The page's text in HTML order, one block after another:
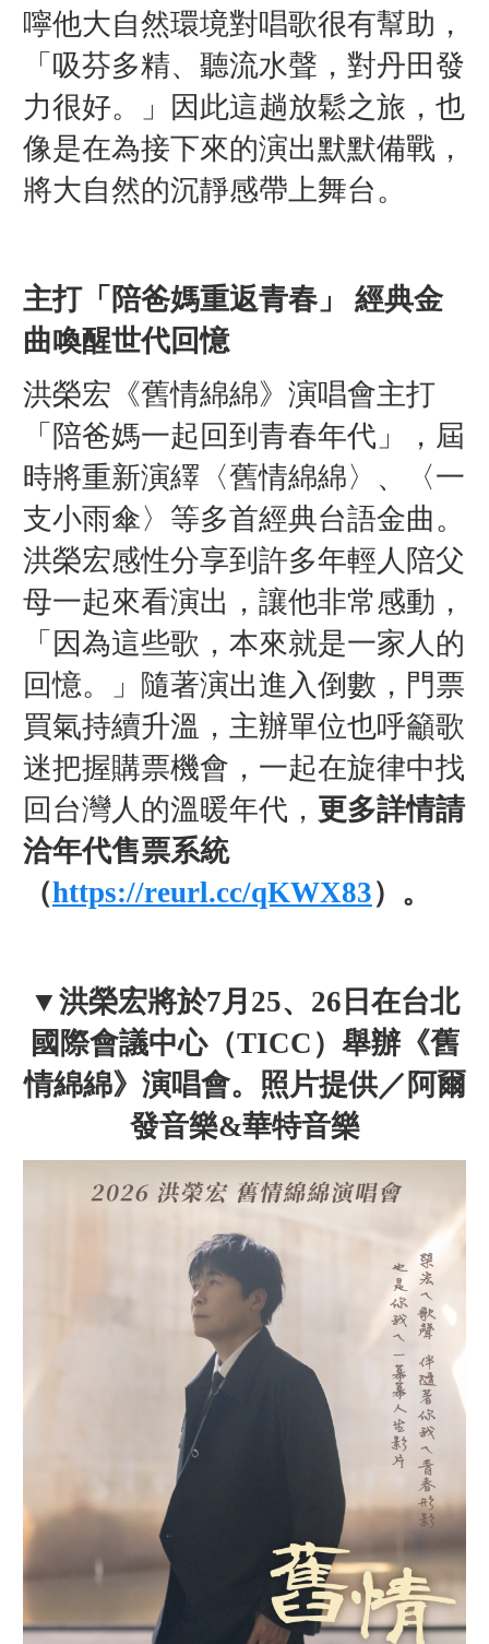
嚀他大自然環境對唱歌很有幫助，
「吸芬多精、聽流水聲，對丹田發
力很好。」因此這趟放鬆之旅，也
像是在為接下來的演出默默備戰，
將大自然的沉靜感帶上舞台。
主打「陪爸媽重返青春」 經典金
曲喚醒世代回憶
洪榮宏《舊情綿綿》演唱會主打
「陪爸媽一起回到青春年代」，屆
時將重新演繹〈舊情綿綿〉、〈一
支小雨傘〉等多首經典台語金曲。
洪榮宏感性分享到許多年輕人陪父
母一起來看演出，讓他非常感動，
「因為這些歌，本來就是一家人的
回憶。」隨著演出進入倒數，門票
買氣持續升溫，主辦單位也呼籲歌
迷把握購票機會，一起在旋律中找
回台灣人的溫暖年代， 更多詳情請
洽年代售票系統
（https://reurl.cc/qKWX83）。
▼洪榮宏將於7月25、26日在台北
國際會議中心（TICC）舉辦《舊
情綿綿》演唱會。照片提供／阿爾
發音樂&華特音樂